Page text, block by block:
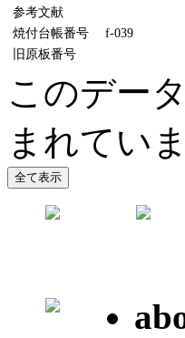
参考文献
焼付台帳番号
f-039
旧原板番号
このデー
まれていま